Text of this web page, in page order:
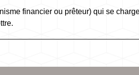
financier ou prêteur) qui se